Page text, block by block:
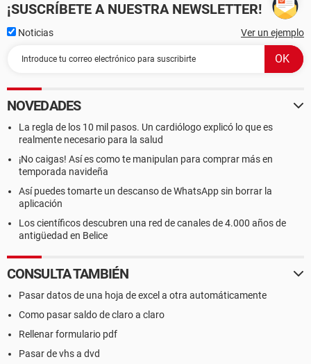
¡SUSCRÍBETE A NUESTRA NEWSLETTER!
Noticias Ver un ejemplo
NOVEDADES
La regla de los 10 mil pasos. Un cardiólogo explicó lo que es
realmente necesario para la salud
¡No caigas! Así es como te manipulan para comprar más en
temporada navideña
Así puedes tomarte un descanso de WhatsApp sin borrar la
aplicación
Los científicos descubren una red de canales de 4.000 años de
antigüedad en Belice
CONSULTA TAMBIÉN
Pasar datos de una hoja de excel a otra automáticamente
Como pasar saldo de claro a claro
Rellenar formulario pdf
Pasar de vhs a dvd